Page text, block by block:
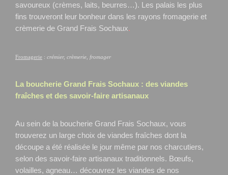
savoureux (crèmes, laits, beurres…). Les palais les plus
fins trouveront leur bonheur dans les rayons fromagerie et
crèmerie de Grand Frais Sochaux.
Fromagerie : crémier, crèmerie, fromager
La boucherie Grand Frais Sochaux : des viandes
fraîches et des savoir-faire artisanaux
Au sein de la boucherie Grand Frais Sochaux, vous
trouverez un large choix de viandes fraîches dont la
découpe a été réalisée le jour même par nos charcutiers,
selon des savoir-faire artisanaux traditionnels. Bœufs,
volailles, agneau… découvrez les viandes de nos